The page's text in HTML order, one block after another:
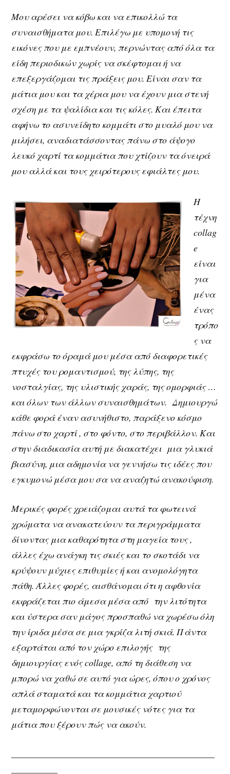
Μου αρέσει να κόβω και να επικολλώ τα
συναισθήματα μου. Επιλέγω με υπομονή τις
εικόνες που με εμπνέουν, περνώντας από όλα τα
είδη περιοδικών χωρίς να σκέφτομαι ή να
επεξεργάζομαι τις πράξεις μου. Είναι σαν τα
μάτια μου και τα χέρια μου να έχουν μια στενή
σχέση με τα ψαλίδια και τις κόλες. Και έπειτα
αφήνω το ασυνείδητο κομμάτι στο μυαλό μου να
μιλήσει, αναδιατάσσοντας πάνω στο άψογο
λευκό χαρτί τα κομμάτια που χτίζουν τα όνειρά
μου αλλά και τους χειρότερους εφιάλτες μου.
Η
τέχνη
collag
e
είναι
για
μένα
ένας
τρόπο
ς να
εκφράσω το όραμά μου μέσα από διαφορετικές
πτυχές του ρομαντισμού, της λύπης, της
νοσταλγίας, της υλιστικής χαράς, της ομορφιάς …
και όλων των άλλων συναισθημάτων. Δημιουργώ
κάθε φορά έναν ασυνήθιστο, παράξενο κόσμο
πάνω στο χαρτί , στο φόντο, στο περιβάλλον. Και
στην διαδικασία αυτή με διακατέχει μια γλυκιά
βιασύνη, μια αδημονία να γεννήσω τις ιδέες που
εγκυμονώ μέσα μου σα να αναζητώ ανακούφιση.
Μερικές φορές χρειάζομαι αυτά τα φωτεινά
χρώματα να ανακατεύουν τα περιγράμματα
δίνοντας μια καθαρότητα στη μαγεία τους ,
άλλες έχω ανάγκη τις σκιές και το σκοτάδι να
κρύψουν μύχιες επιθυμίες ή και ανομολόγητα
πάθη. Άλλες φορές, αισθάνομαι ότι η αφθονία
εκφράζεται πιο άμεσα μέσα από την λιτότητα
και ύστερα σαν μάγος προσπαθώ να χωρέσω όλη
την ίριδα μέσα σε μια γκρίζα λιτή σκιά. Πάντα
εξαρτάται από τον χώρο επιλογής της
δημιουργίας ενός collage, από τη διάθεση να
μπορώ να χαθώ σε αυτό για ώρες, όπου ο χρόνος
απλά σταματά και τα κομμάτια χαρτιού
μεταμορφώνονται σε μουσικές νότες για τα
μάτια που ξέρουν πώς να ακούν.